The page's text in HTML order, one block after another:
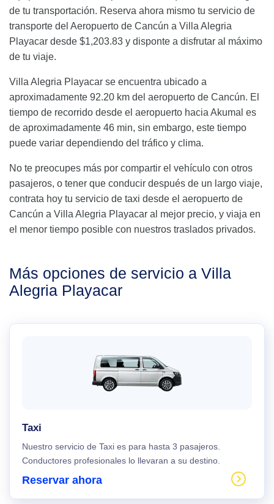
de tu transportación. Reserva ahora mismo tu servicio de
transporte del Aeropuerto de Cancún a Villa Alegria
Playacar desde $1,203.83 y disponte a disfrutar al máximo
de tu viaje.
Villa Alegria Playacar se encuentra ubicado a
aproximadamente 92.20 km del aeropuerto de Cancún. El
tiempo de recorrido desde el aeropuerto hacia Akumal es
de aproximadamente 46 min, sin embargo, este tiempo
puede variar dependiendo del tráfico y clima.
No te preocupes más por compartir el vehículo con otros
pasajeros, o tener que conducir después de un largo viaje,
contrata hoy tu servicio de taxi desde el aeropuerto de
Cancún a Villa Alegria Playacar al mejor precio, y viaja en
el menor tiempo posible con nuestros traslados privados.
Más opciones de servicio a Villa
Alegria Playacar
Taxi
Nuestro servicio de Taxi es para hasta 3 pasajeros.
Conductores profesionales lo llevaran a su destino.
Reservar ahora